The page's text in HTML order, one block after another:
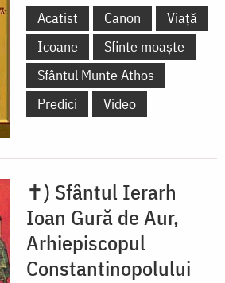
Acatist Canon
Viață
Icoane
Sfinte moaște
Sfântul Munte Athos
Predici
Video
✝) Sfântul Ierarh
Ioan Gură de Aur,
Arhiepiscopul
Constantinopolului